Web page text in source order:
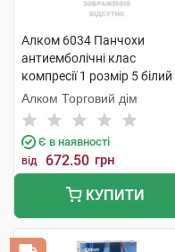
Алком 6034 Панчохи
антиемболічні клас
компресії 1 розмір 5 білий
пара
Алком Торговий дім
Є в наявності
від 672.50 грн
КУПИТИ